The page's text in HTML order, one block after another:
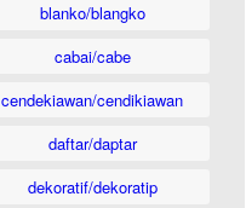
blanko/blangko
cabai/cabe
cendekiawan/cendikiawan
daftar/daptar
dekoratif/dekoratip